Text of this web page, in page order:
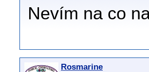
Nevím na co
Rosmarine